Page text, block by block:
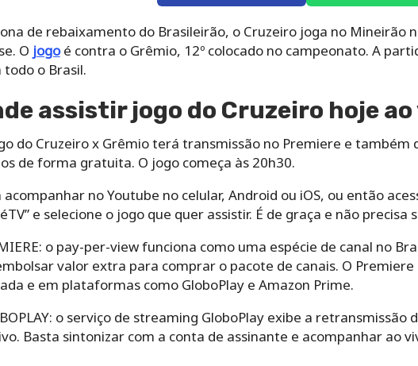
de rebaixamento do Brasileirão, o Cruzeiro joga no Mineirão
O jogoé contra o Grêmio, 12º colocado no campeonato. A
todo o Brasil.
assistir jogo do Cruzeiro hoje
do Cruzeiro x Grêmio terá transmissão no Premiere e também
de forma gratuita. O jogo começa às 20h30.
acompanhar no Youtube no celular, Android ou iOS, ou então
e selecione o jogo que quer assistir. É de graça e não
o pay-per-view funciona como uma espécie de canal no
valor extra para comprar o pacote de canais. O
e em plataformas como GloboPlay e Amazon Prime.
o serviço de streaming GloboPlay exibe a
Basta sintonizar com a conta de assinante e acompanhar ao